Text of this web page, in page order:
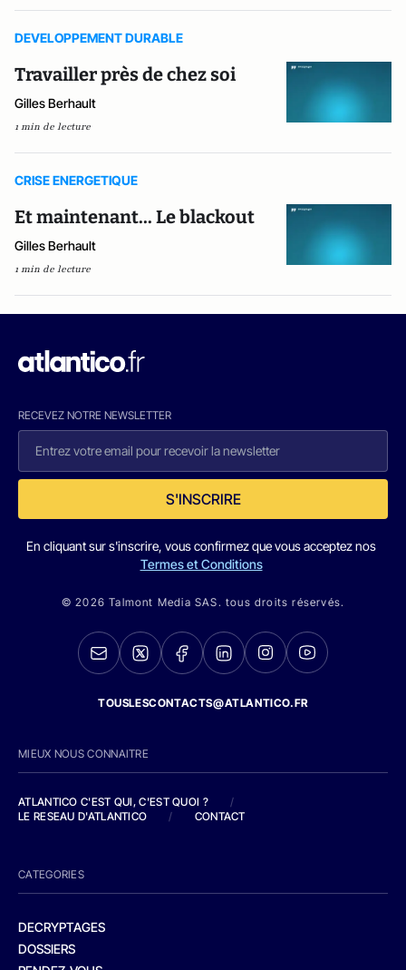
DEVELOPPEMENT DURABLE
Travailler près de chez soi
Gilles Berhault
1 min de lecture
CRISE ENERGETIQUE
Et maintenant... Le blackout
Gilles Berhault
1 min de lecture
RECEVEZ NOTRE NEWSLETTER
S'INSCRIRE
En cliquant sur s'inscrire, vous confirmez que vous acceptez nos
Termes et Conditions
© 2026 Talmont Media SAS. tous droits réservés.
TOUSLESCONTACTS@ATLANTICO.FR
MIEUX NOUS CONNAITRE
ATLANTICO C'EST QUI, C'EST QUOI ?
/
LE RESEAU D'ATLANTICO
/ CONTACT
CATEGORIES
DECRYPTAGES
DOSSIERS